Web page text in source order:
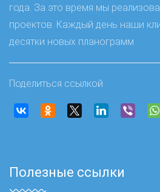
года. За это время мы
проектов. Каждый день наши
десятки новых планограмм
Поделиться ссылкой
Полезные ссылки